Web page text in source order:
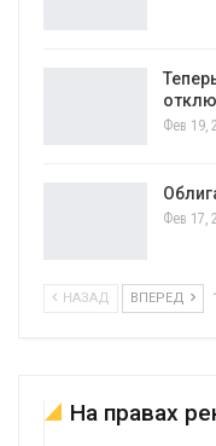
Фев 19,
Фев 17,
НАЗАД ВПЕРЕД
На правах